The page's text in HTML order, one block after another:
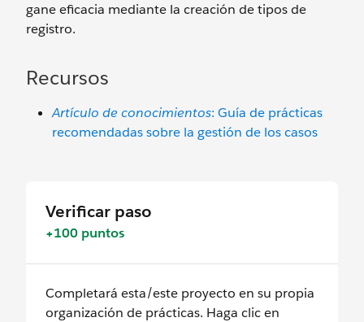
gane eficacia mediante la creación de tipos de
registro.
Recursos
Artículo de conocimientos: Guía de prácticas
recomendadas sobre la gestión de los casos
Verificar paso
+100 puntos
Completará esta/este proyecto en su propia
organización de prácticas. Haga clic en